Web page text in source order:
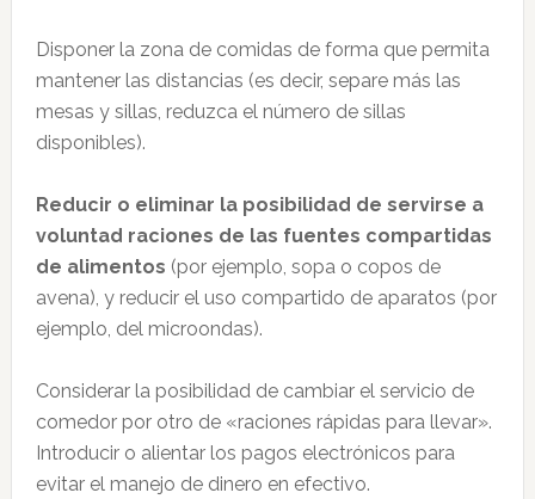
Disponer la zona de comidas de forma que permita
mantener las distancias (es decir, separe más las
mesas y sillas, reduzca el número de sillas
disponibles).
Reducir o eliminar la posibilidad de servirse a
voluntad raciones de las fuentes compartidas
de alimentos (por ejemplo, sopa o copos de
avena), y reducir el uso compartido de aparatos (por
ejemplo, del microondas).
Considerar la posibilidad de cambiar el servicio de
comedor por otro de «raciones rápidas para llevar».
Introducir o alientar los pagos electrónicos para
evitar el manejo de dinero en efectivo.